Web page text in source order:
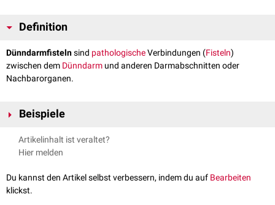
Definition
Dünndarmfistelnsind pathologischeVerbindungen (Fisteln)
zwischen dem Dünndarm und anderen Darmabschnitten oder
Nachbarorganen.
Beispiele
Enterokutane Fistel
: Verbindung zwischen Dünndarm und
Körperoberfläche (
Enterokolische Fistel
: Verbindung zwischen Dünndarm und Colon
Ileokolische Fistel: vom
zum Colon
Artikelinhalt ist veraltet?
Hier melden
Du kannst den Artikel selbst verbessern, indem du auf Bearbeiten
klickst.